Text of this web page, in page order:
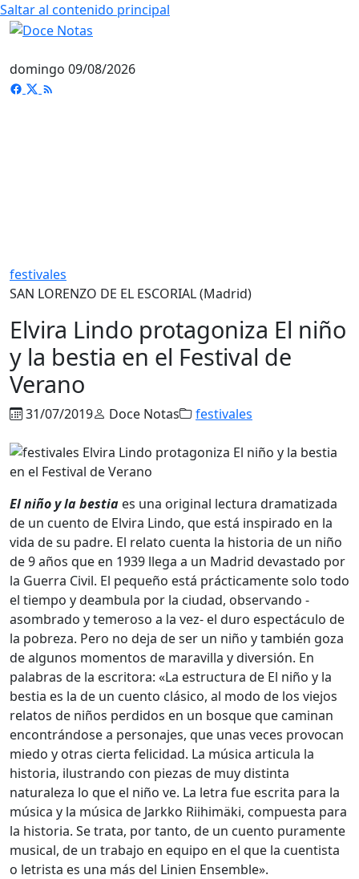
Saltar al contenido principal
domingo 09/08/2026
festivales
SAN LORENZO DE EL ESCORIAL (Madrid)
Elvira Lindo protagoniza El niño
y la bestia en el Festival de
Verano
31/07/2019 Doce Notas festivales
El niño y la bestia es una original lectura dramatizada
de un cuento de Elvira Lindo, que está inspirado en la
vida de su padre. El relato cuenta la historia de un niño
de 9 años que en 1939 llega a un Madrid devastado por
la Guerra Civil. El pequeño está prácticamente solo todo
el tiempo y deambula por la ciudad, observando -
asombrado y temeroso a la vez- el duro espectáculo de
la pobreza. Pero no deja de ser un niño y también goza
de algunos momentos de maravilla y diversión. En
palabras de la escritora: «La estructura de El niño y la
bestia es la de un cuento clásico, al modo de los viejos
relatos de niños perdidos en un bosque que caminan
encontrándose a personajes, que unas veces provocan
miedo y otras cierta felicidad. La música articula la
historia, ilustrando con piezas de muy distinta
naturaleza lo que el niño ve. La letra fue escrita para la
música y la música de Jarkko Riihimäki, compuesta para
la historia. Se trata, por tanto, de un cuento puramente
musical, de un trabajo en equipo en el que la cuentista
o letrista es una más del Linien Ensemble».